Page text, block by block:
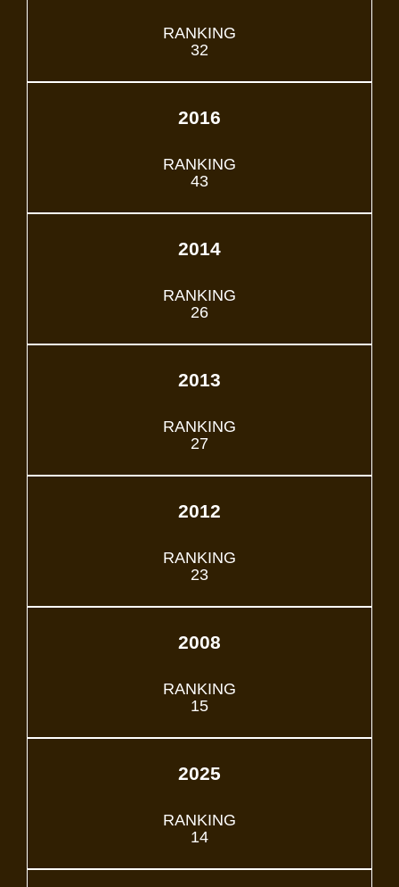
RANKING
32
2016
RANKING
43
2014
RANKING
26
2013
RANKING
27
2012
RANKING
23
2008
RANKING
15
2025
RANKING
14